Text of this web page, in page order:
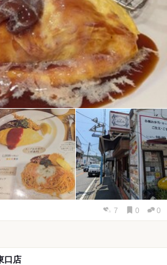
7 0 0
口店